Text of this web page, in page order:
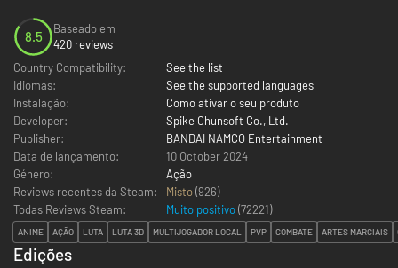
8.5
Baseado em
420 reviews
Country Compatibility:
See the list
Idiomas:
See the supported languages
Instalação:
Como ativar o seu produto
Developer:
Spike Chunsoft Co., Ltd.
Publisher:
BANDAI NAMCO Entertainment
Data de lançamento:
10 October 2024
Género:
Ação
Reviews recentes da Steam:
Misto(926)
Todas Reviews Steam:
Muito positivo(72221)
ANIME AÇÃO LUTA LUTA 3D MULTIJOGADOR LOCAL PVP COMBATE ARTES MARCIAIS
Edições